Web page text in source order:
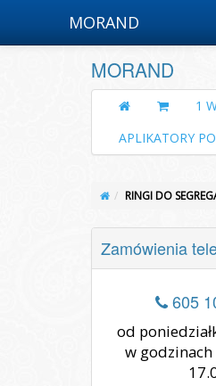
MORAND
MORAND
1
APLIKATORY
RINGI DO
Zamówienia
605
od
w